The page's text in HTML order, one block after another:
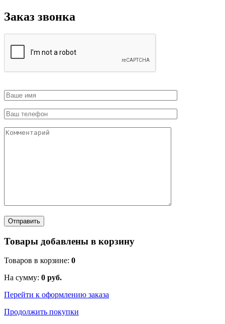
Заказ звонка
Товары добавлены в корзину
Товаров в корзине: 0
На сумму: 0 руб.
Перейти к оформлению заказа
Продолжить покупки